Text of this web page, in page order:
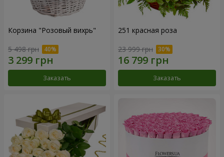
Корзина "Розовый вихрь"
5 498 грн
Заказать
251 красная роза
23 999 грн
Заказать